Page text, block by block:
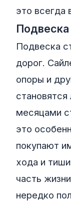
это всегда
Подвеска
дорог.
опоры и
месяцами
это
покупают
хода и
часть
нередко